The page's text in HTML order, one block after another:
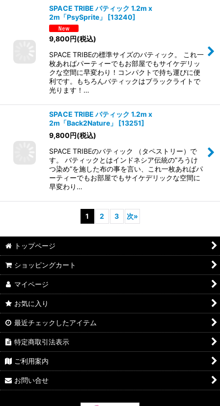
SPACE TRIBE バティック 1.2m x
2m「PsySprite」
[13240]
9,800円(税込)
SPACE TRIBEの標準サイズのバティック。 これ一
枚あればパーティーでもお部屋でもサイケデリッ
クな空間に早変わり！コンパクトで持ち運びに便
利です。もちろんバティックはブラックライトで
光ります！…
SPACE TRIBE バティック 1.2m x
2m「Back2Nature」
[13251]
9,800円(税込)
SPACE TRIBEのバティック （タペストリー）で
す。 バティックとはインドネシア伝統の”ろうけ
つ染め”を施した布の事を言い、これ一枚あればパ
ーティーでもお部屋でもサイケデリックな空間に
早変わり…
1 2 3 次»
トップページ
ショッピングカート
マイページ
お気に入り
最近チェックしたアイテム
特定商取引法表示
ご利用案内
お問い合せ